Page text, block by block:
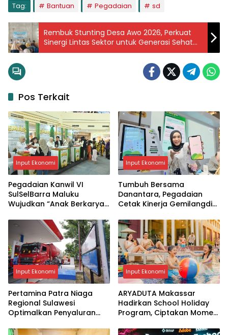
Tag: Bantuan Pegadaian sd
Rembuk Stunting Desa Awo 2026, Perkuat
Sinergi Lintas Sektor untuk Generasi Sehat
dan Bebas Stunting
Pos Terkait
Input Ekonomi
Pegadaian Kanwil VI
SulSelBarra Maluku
Wujudkan “Anak Berkarya,
Pameran UMKM dan Bazar
Emas
Input Ekonomi
Tumbuh Bersama
Danantara, Pegadaian
Cetak Kinerja Gemilangdi
Input Ekonomi
Pertamina Patra Niaga
Regional Sulawesi
Optimalkan Penyaluran
Input Ekonomi
ARYADUTA Makassar
Hadirkan School Holiday
Program, Ciptakan Momen
Berkualitas untuk Keluarga